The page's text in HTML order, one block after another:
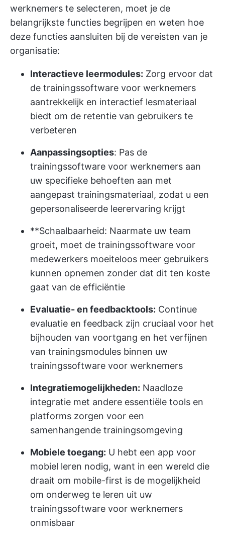
werknemers te selecteren, moet je de
belangrijkste functies begrijpen en weten hoe
deze functies aansluiten bij de vereisten van je
organisatie:
Interactieve leermodules: Zorg ervoor dat
de trainingssoftware voor werknemers
aantrekkelijk en interactief lesmateriaal
biedt om de retentie van gebruikers te
verbeteren
Aanpassingsopties: Pas de
trainingssoftware voor werknemers aan
uw specifieke behoeften aan met
aangepast trainingsmateriaal, zodat u een
gepersonaliseerde leerervaring krijgt
**Schaalbaarheid: Naarmate uw team
groeit, moet de trainingssoftware voor
medewerkers moeiteloos meer gebruikers
kunnen opnemen zonder dat dit ten koste
gaat van de efficiëntie
Evaluatie- en feedbacktools: Continue
evaluatie en feedback zijn cruciaal voor het
bijhouden van voortgang en het verfijnen
van trainingsmodules binnen uw
trainingssoftware voor werknemers
Integratiemogelijkheden: Naadloze
integratie met andere essentiële tools en
platforms zorgen voor een
samenhangende trainingsomgeving
Mobiele toegang: U hebt een app voor
mobiel leren nodig, want in een wereld die
draait om mobile-first is de mogelijkheid
om onderweg te leren uit uw
trainingssoftware voor werknemers
onmisbaar